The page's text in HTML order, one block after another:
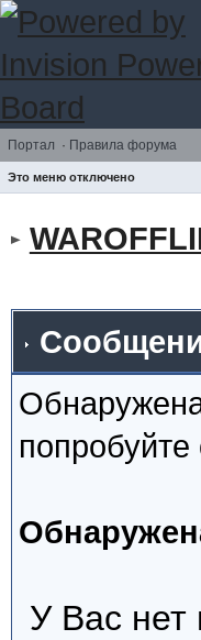
Портал · Правила форума
Это меню отключено
У Вас нет